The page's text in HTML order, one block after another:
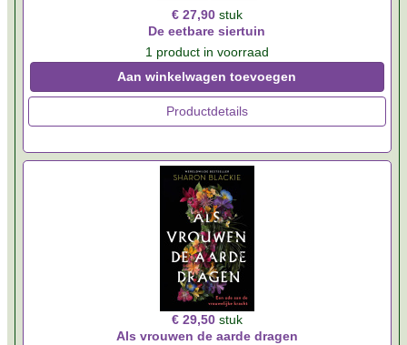
€ 27,90 stuk
De eetbare siertuin
1 product in voorraad
Aan winkelwagen toevoegen
Productdetails
€ 29,50 stuk
Als vrouwen de aarde dragen